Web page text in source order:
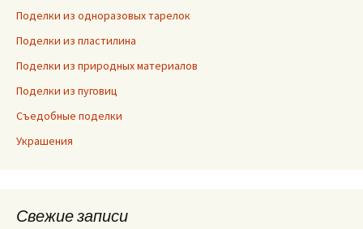
Поделки из одноразовых тарелок
Поделки из пластилина
Поделки из природных материалов
Поделки из пуговиц
Съедобные поделки
Украшения
Свежие записи